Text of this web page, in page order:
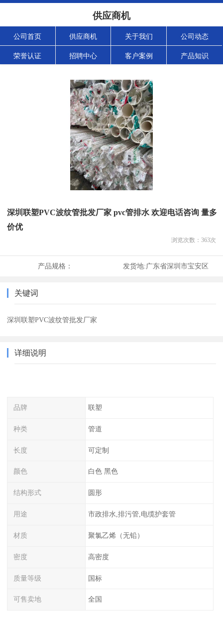
供应商机
公司首页 供应商机 关于我们 公司动态
荣誉认证 招聘中心 客户案例 产品知识
深圳联塑PVC波纹管批发厂家 pvc管排水 欢迎电话咨询 量多
价优
浏览次数： 363次
产品规格： 发货地:广东省深圳市宝安区
关键词
深圳联塑PVC波纹管批发厂家
详细说明
品牌 联塑
种类 管道
长度 可定制
颜色 白色 黑色
结构形式 圆形
用途 市政排水,排污管,电缆护套管
材质 聚氯乙烯（无铅）
密度 高密度
质量等级 国标
可售卖地 全国